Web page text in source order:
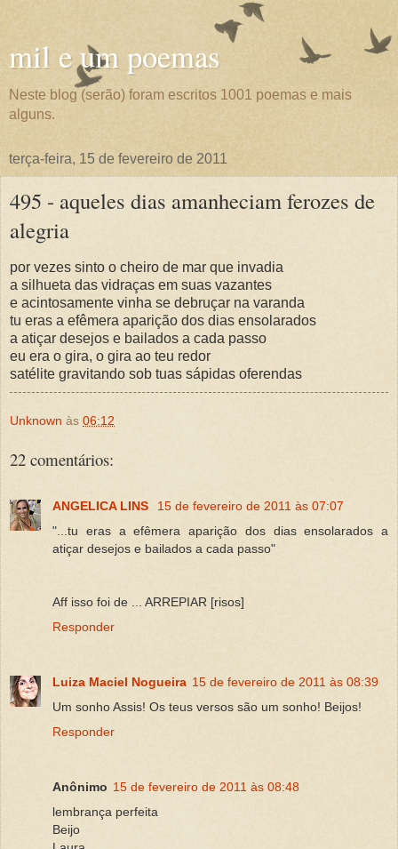
mil e um poemas
Neste blog (serão) foram escritos 1001 poemas e mais
alguns.
terça-feira, 15 de fevereiro de 2011
495 - aqueles dias amanheciam ferozes de
alegria
por vezes sinto o cheiro de mar que invadia
a silhueta das vidraças em suas vazantes
e acintosamente vinha se debruçar na varanda
tu eras a efêmera aparição dos dias ensolarados
a atiçar desejos e bailados a cada passo
eu era o gira, o gira ao teu redor
satélite gravitando sob tuas sápidas oferendas
Unknown às 06:12
22 comentários:
ANGELICA LINS
15 de fevereiro de 2011 às 07:07
"...tu eras a efêmera aparição dos dias ensolarados a
atiçar desejos e bailados a cada passo"
Aff isso foi de ... ARREPIAR [risos]
Responder
Luiza Maciel Nogueira 15 de fevereiro de 2011 às 08:39
Um sonho Assis! Os teus versos são um sonho! Beijos!
Responder
Anônimo 15 de fevereiro de 2011 às 08:48
lembrança perfeita
Beijo